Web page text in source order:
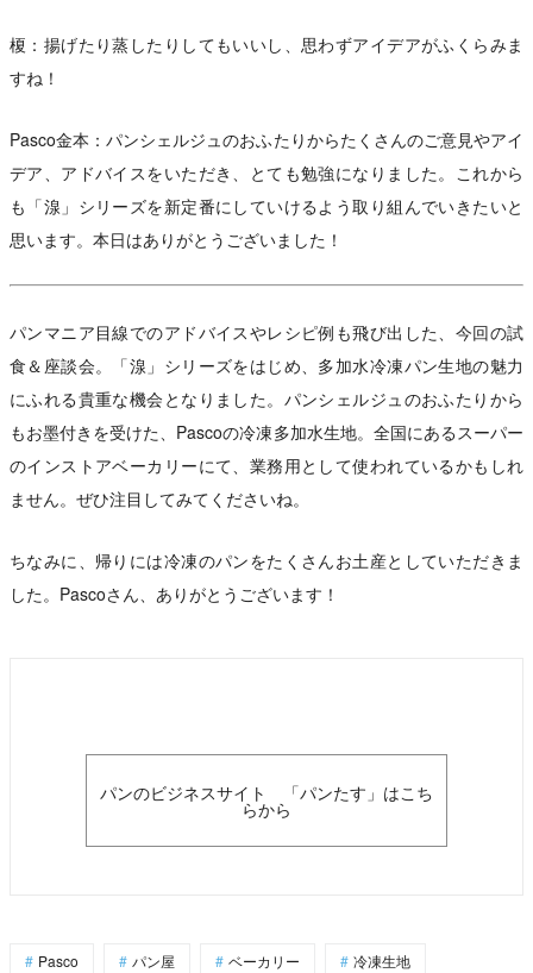
榎：揚げたり蒸したりしてもいいし、思わずアイデアがふくらみま
すね！
Pasco金本：パンシェルジュのおふたりからたくさんのご意見やアイ
デア、アドバイスをいただき、とても勉強になりました。これから
も「湶」シリーズを新定番にしていけるよう取り組んでいきたいと
思います。本日はありがとうございました！
パンマニア目線でのアドバイスやレシピ例も飛び出した、今回の試
食＆座談会。「湶」シリーズをはじめ、多加水冷凍パン生地の魅力
にふれる貴重な機会となりました。パンシェルジュのおふたりから
もお墨付きを受けた、Pascoの冷凍多加水生地。全国にあるスーパー
のインストアベーカリーにて、業務用として使われているかもしれ
ません。ぜひ注目してみてくださいね。
ちなみに、帰りには冷凍のパンをたくさんお土産としていただきま
した。Pascoさん、ありがとうございます！
パンのビジネスサイト 「パンたす」はこち
らから
Pasco パン屋 ベーカリー 冷凍生地